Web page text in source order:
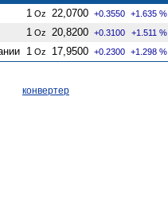
1 Oz 22,0700 +0.3550 +1.635 %
1 Oz 20,8200 +0.3100 +1.511 %
1 Oz 17,9500 +0.2300 +1.298 %
конвертер